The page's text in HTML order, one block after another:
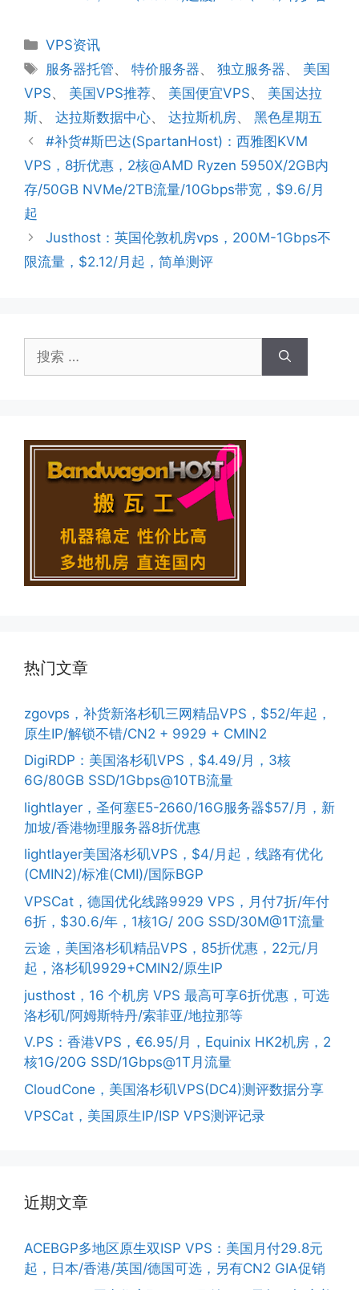
分
类
VPS资讯
标
签
服务器托管、特价服务器、独立服务器、 美国
VPS、 美国VPS推荐、 美国便宜VPS、 美国达拉
斯、 达拉斯数据中心、 达拉斯机房、 黑色星期五
#补货#斯巴达(SpartanHost)：西雅图KVM
VPS，8折优惠，2核@AMD Ryzen 5950X/2GB内
存/50GB NVMe/2TB流量/10Gbps带宽，$9.6/月
起
Justhost：英国伦敦机房vps，200M-1Gbps不
限流量，$2.12/月起，简单测评
索：
热门文章
zgovps，补货新洛杉矶三网精品VPS，$52/年起，
原生IP/解锁不错/CN2 + 9929 + CMIN2
DigiRDP：美国洛杉矶VPS，$4.49/月，3核
6G/80GB SSD/1Gbps@10TB流量
lightlayer，圣何塞E5-2660/16G服务器$57/月，新
加坡/香港物理服务器8折优惠
lightlayer美国洛杉矶VPS，$4/月起，线路有优化
(CMIN2)/标准(CMI)/国际BGP
VPSCat，德国优化线路9929 VPS，月付7折/年付
6折，$30.6/年，1核1G/ 20G SSD/30M@1T流量
云途，美国洛杉矶精品VPS，85折优惠，22元/月
起，洛杉矶9929+CMIN2/原生IP
justhost，16 个机房 VPS 最高可享6折优惠，可选
洛杉矶/阿姆斯特丹/索菲亚/地拉那等
V.PS：香港VPS，€6.95/月，Equinix HK2机房，2
核1G/20G SSD/1Gbps@1T月流量
CloudCone，美国洛杉矶VPS(DC4)测评数据分享
VPSCat，美国原生IP/ISP VPS测评记录
近期文章
ACEBGP多地区原生双ISP VPS：美国月付29.8元
起，日本/香港/英国/德国可选，另有CN2 GIA促销